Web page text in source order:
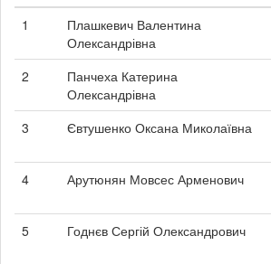
1
Плашкевич Валентина
Олександрівна
2
Панчеха Катерина
Олександрівна
3
Євтушенко Оксана Миколаївна
4
Арутюнян Мовсес Арменович
5
Годнєв Сергій Олександрович